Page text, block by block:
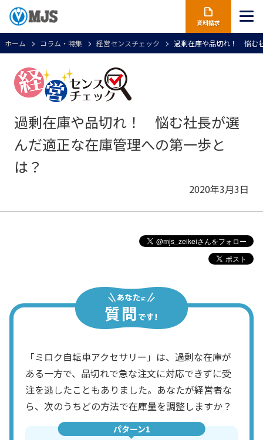
資料請求
ホーム コラム・特集 経営センスチェック 過剰在庫や品切れ！ 悩む
過剰在庫や品切れ！ 悩む社長が選
んだ適正な在庫管理への第一歩と
は？
2020年3月3日
「ミロク自転車アクセサリー」は、過剰な在庫が
ある一方で、品切れで急な注文に対応できずに受
注を逃したこともありました。あなたが経営者な
ら、次のうちどの方法で在庫量を調整しますか？
パターン1